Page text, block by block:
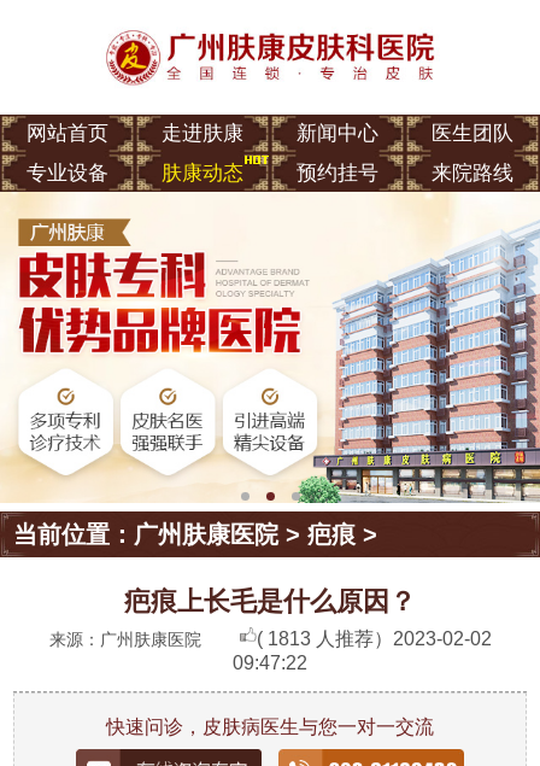
网站首页 走进肤康 新闻中心
医生团队
专业设备
肤康动态 预约挂号 来院路线
当前位置： 广州肤康医院>疤痕 >
疤痕上长毛是什么原因？
来源：广州肤康医院 ( 1813 人推荐） 2023-02-02
09:47:22
快速问诊，皮肤病医生与您一对一交流